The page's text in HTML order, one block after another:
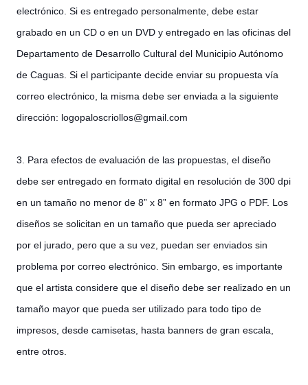
electrónico. Si es entregado personalmente, debe estar
grabado en un CD o en un DVD y entregado en las oficinas del
Departamento de Desarrollo Cultural del Municipio Autónomo
de Caguas. Si el participante decide enviar su propuesta vía
correo electrónico, la misma debe ser enviada a la siguiente
dirección: logopaloscriollos@gmail.com
3. Para efectos de evaluación de las propuestas, el diseño
debe ser entregado en formato digital en resolución de 300 dpi
en un tamaño no menor de 8” x 8” en formato JPG o PDF. Los
diseños se solicitan en un tamaño que pueda ser apreciado
por el jurado, pero que a su vez, puedan ser enviados sin
problema por correo electrónico. Sin embargo, es importante
que el artista considere que el diseño debe ser realizado en un
tamaño mayor que pueda ser utilizado para todo tipo de
impresos, desde camisetas, hasta banners de gran escala,
entre otros.